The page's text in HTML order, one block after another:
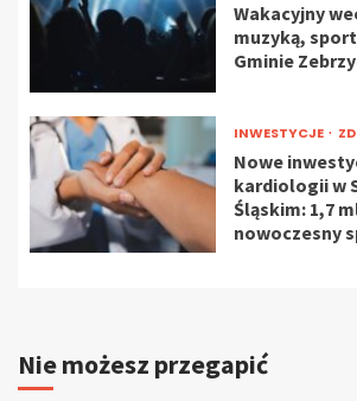
Wakacyjny
muzyką,
Gminie
INWESTYCJE
Nowe
kardiologii w
Śląskim: 1,7
nowoczesny
Nie możesz przegapić